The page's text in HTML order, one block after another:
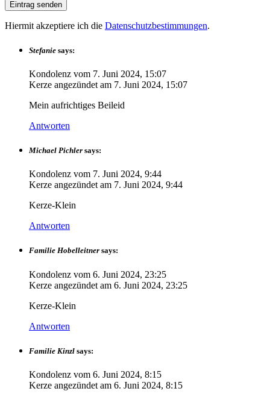
Hiermit akzeptiere ich die Datenschutzbestimmungen.
Stefanie says:
Kondolenz vom 7. Juni 2024, 15:07
Kerze angezündet am 7. Juni 2024, 15:07
Mein aufrichtiges Beileid
Antworten
Michael Pichler says:
Kondolenz vom 7. Juni 2024, 9:44
Kerze angezündet am 7. Juni 2024, 9:44
Kerze-Klein
Antworten
Familie Hobelleitner says:
Kondolenz vom 6. Juni 2024, 23:25
Kerze angezündet am 6. Juni 2024, 23:25
Kerze-Klein
Antworten
Familie Kinzl says:
Kondolenz vom 6. Juni 2024, 8:15
Kerze angezündet am 6. Juni 2024, 8:15